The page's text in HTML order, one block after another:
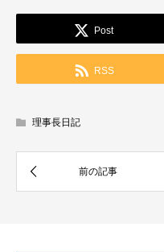
Post
RSS
理事長日記